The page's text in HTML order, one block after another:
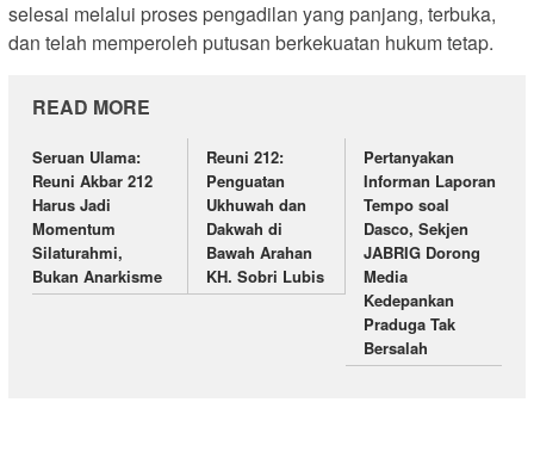
selesai melalui proses pengadilan yang panjang, terbuka,
dan telah memperoleh putusan berkekuatan hukum tetap.
READ MORE
Seruan Ulama:
Reuni Akbar 212
Harus Jadi
Momentum
Silaturahmi,
Bukan Anarkisme
Reuni 212:
Penguatan
Ukhuwah dan
Dakwah di
Bawah Arahan
KH. Sobri Lubis
Pertanyakan
Informan Laporan
Tempo soal
Dasco, Sekjen
JABRIG Dorong
Media
Kedepankan
Praduga Tak
Bersalah